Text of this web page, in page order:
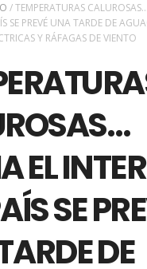
/TEMPERATURAS
SE PREVÉ UNA TARDE DE
Y RÁFAGAS DE VIENTO
EL
SE
DE